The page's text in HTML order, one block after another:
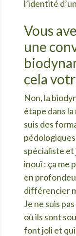
l’identité
Vous
une
cela
Non, la
étape dans
suis des
spécialiste et
inouï : ça me
en
différencier
Je ne suis
où ils sont
font joli et